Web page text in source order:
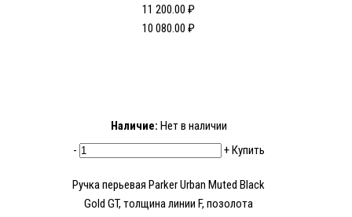
11 200.00 ₽
10 080.00 ₽
Наличие: Нет в наличии
-
+Купить
Ручка перьевая Parker Urban Muted Black
Gold GT, толщина линии F, позолота